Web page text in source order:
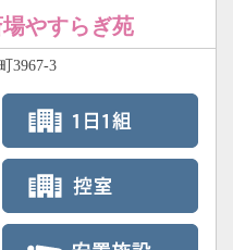
やすらぎ苑
3967-3